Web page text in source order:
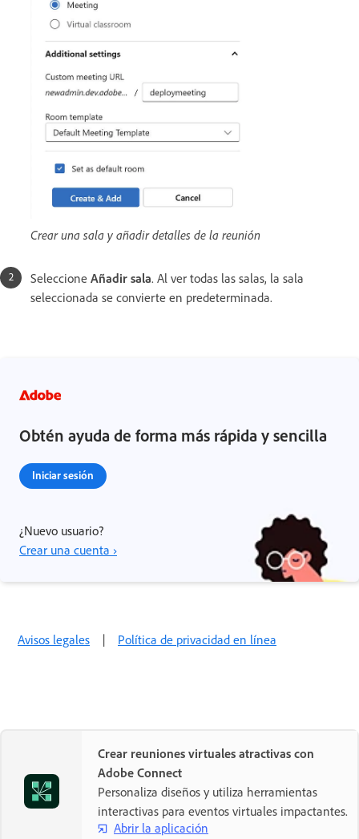
Crear una sala y añadir detalles de la reunión
Seleccione Añadir sala. Al ver todas las salas, la sala
seleccionada se convierte en predeterminada.
Obtén ayuda de forma más rápida y sencilla
Iniciar sesión
¿Nuevo usuario?
Crear una cuenta ›
Avisos legales | Política de privacidad en línea
Crear reuniones virtuales atractivas con
Adobe Connect
Personaliza diseños y utiliza herramientas
interactivas para eventos virtuales impactantes.
Abrir la aplicación